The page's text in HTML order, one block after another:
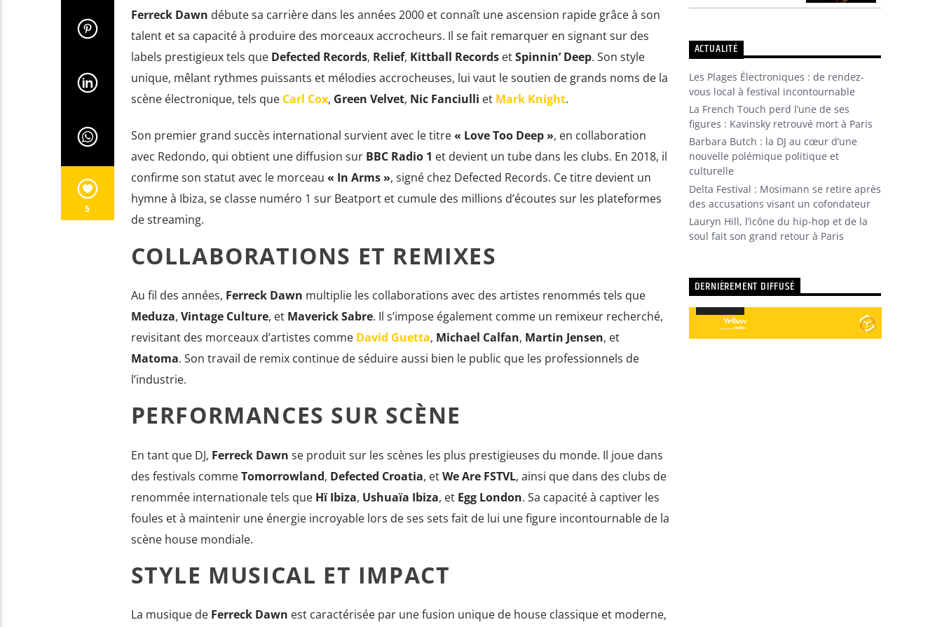
5
Ferreck Dawn débute sa carrière dans les années 2000 et connaît une ascension rapide grâce à son
talent et sa capacité à produire des morceaux accrocheurs. Il se fait remarquer en signant sur des
labels prestigieux tels que Defected Records, Relief, Kittball RecordsetSpinnin’ Deep. Son style
unique, mêlant rythmes puissants et mélodies accrocheuses, lui vaut le soutien de grands noms de la
scène électronique, tels que Carl Cox, Green Velvet, Nic Fanciulli et Mark Knight.
Son premier grand succès international survient avec le titre« Love Too Deep », en collaboration
avec Redondo, qui obtient une diffusion sur BBC Radio 1 et devient un tube dans les clubs. En 2018, il
confirme son statut avec le morceau « In Arms », signé chez Defected Records. Ce titre devient un
hymne à Ibiza, se classe numéro 1 sur Beatport et cumule des millions d’écoutes sur les plateformes
de streaming.
COLLABORATIONS ET REMIXES
Au fil des années, Ferreck Dawn multiplie les collaborations avec des artistes renommés tels que
Meduza, Vintage Culture, et Maverick Sabre. Il s’impose également comme un remixeur recherché,
revisitant des morceaux d’artistes comme David Guetta, Michael Calfan, Martin Jensen, et
Matoma. Son travail de remix continue de séduire aussi bien le public que les professionnels de
l’industrie.
PERFORMANCES SUR SCÈNE
En tant que DJ, Ferreck Dawn se produit sur les scènes les plus prestigieuses du monde. Il joue dans
des festivals commeTomorrowland, Defected Croatia, etWe Are FSTVL, ainsi que dans des clubs de
renommée internationale tels que Hï Ibiza, Ushuaïa Ibiza, et Egg London. Sa capacité à captiver les
foules et à maintenir une énergie incroyable lors de ses sets fait de lui une figure incontournable de la
scène house mondiale.
STYLE MUSICAL ET IMPACT
La musique de Ferreck Dawn est caractérisée par une fusion unique de house classique et moderne,
ACTUALITÉ
Les Plages Électroniques : de rendez-
vous local à festival incontournable
La French Touch perd l’une de ses
figures : Kavinsky retrouvé mort à Paris
Barbara Butch : la DJ au cœur d’une
nouvelle polémique politique et
culturelle
Delta Festival : Mosimann se retire après
des accusations visant un cofondateur
Lauryn Hill, l’icône du hip-hop et de la
soul fait son grand retour à Paris
DERNIÈREMENT DIFFUSÉ
Lecteur
audio
Utilisez
flèches